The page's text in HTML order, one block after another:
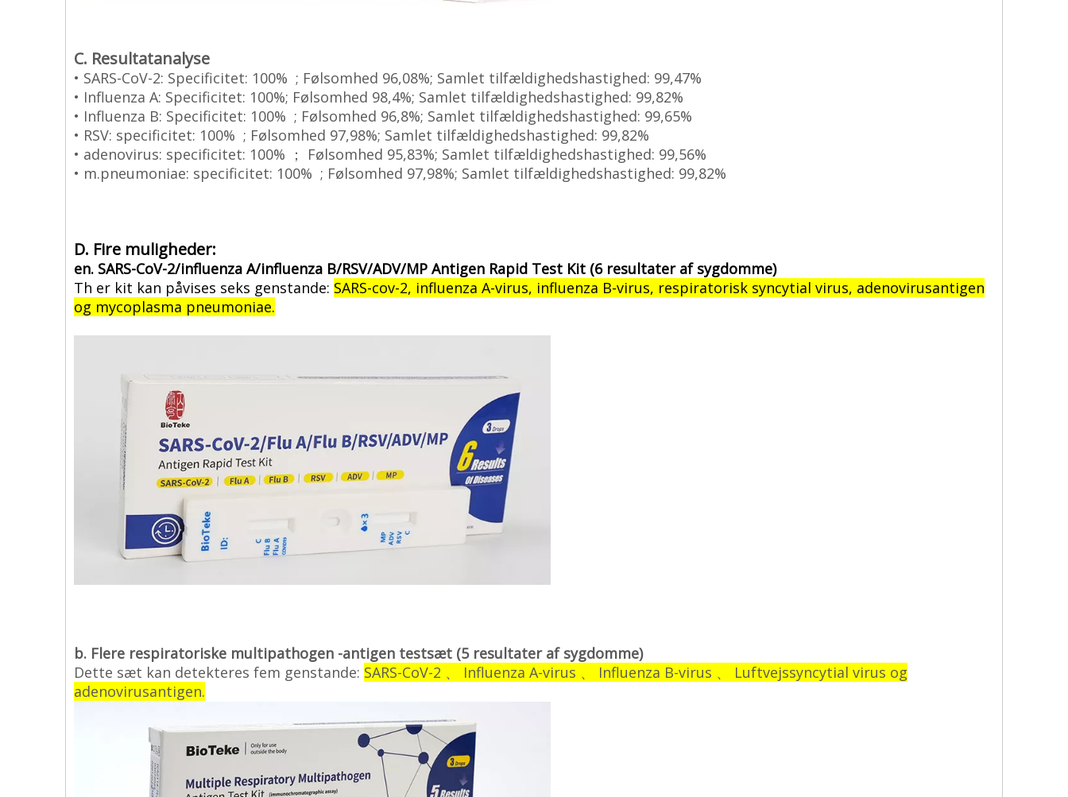
C. Resultatanalyse
• SARS-CoV-2: Specificitet: 100% ; Følsomhed 96,08%; Samlet tilfældighedshastighed: 99,47%
• Influenza A: Specificitet: 100%; Følsomhed 98,4%; Samlet tilfældighedshastighed: 99,82%
• Influenza B: Specificitet: 100% ; Følsomhed 96,8%; Samlet tilfældighedshastighed: 99,65%
• RSV: specificitet: 100% ; Følsomhed 97,98%; Samlet tilfældighedshastighed: 99,82%
• adenovirus: specificitet: 100% ； Følsomhed 95,83%; Samlet tilfældighedshastighed: 99,56%
• m.pneumoniae: specificitet: 100% ; Følsomhed 97,98%; Samlet tilfældighedshastighed: 99,82%
D. Fire muligheder:
en. SARS-CoV-2/influenza A/influenza B/RSV/ADV/MP Antigen Rapid Test Kit (6 resultater af sygdomme)
Th er kit kan påvises seks genstande: SARS-cov-2, influenza A-virus, influenza B-virus, respiratorisk syncytial virus, adenovirusantigen
og mycoplasma pneumoniae.
b. Flere respiratoriske multipathogen -antigen testsæt (5 resultater af sygdomme)
Dette sæt kan detekteres fem genstande: SARS-CoV-2 、 Influenza A-virus 、 Influenza B-virus 、 Luftvejssyncytial virus og
adenovirusantigen.